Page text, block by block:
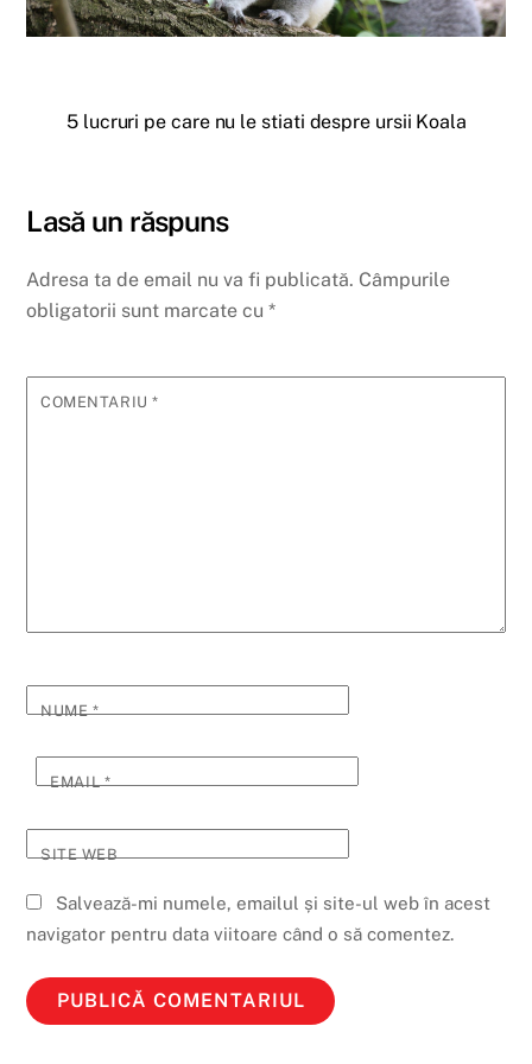
5 lucruri pe care nu le stiati despre ursii Koala
Lasă un răspuns
Adresa ta de email nu va fi publicată. Câmpurile
obligatorii sunt marcate cu*
COMENTARIU*
NUME*
EMAIL*
SITE WEB
Salvează-mi numele, emailul și site-ul web în acest
navigator pentru data viitoare când o să comentez.